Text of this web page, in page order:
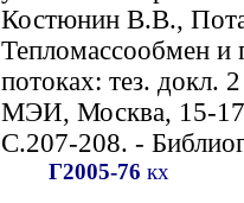
Костюнин В.В.,
Тепломассообмен и
потоках: тез. докл.
МЭИ, Москва, 15-
С.207-208. -
Г2005-76 кх